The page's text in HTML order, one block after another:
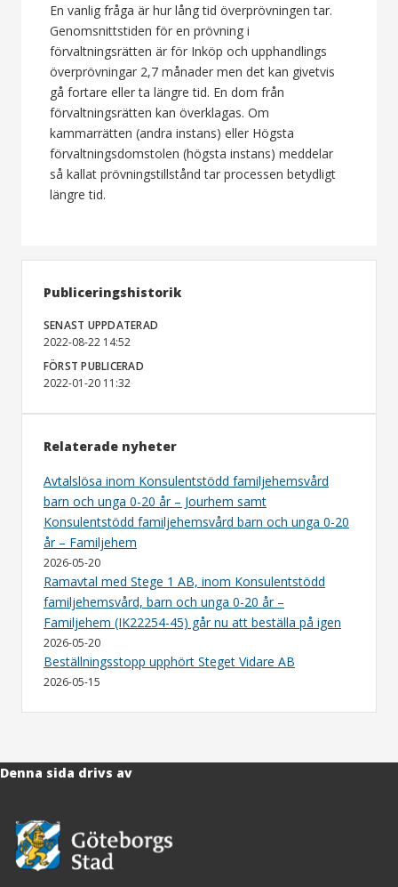
En vanlig fråga är hur lång tid överprövningen tar.
Genomsnittstiden för en prövning i
förvaltningsrätten är för Inköp och upphandlings
överprövningar 2,7 månader men det kan givetvis
gå fortare eller ta längre tid. En dom från
förvaltningsrätten kan överklagas. Om
kammarrätten (andra instans) eller Högsta
förvaltningsdomstolen (högsta instans) meddelar
så kallat prövningstillstånd tar processen betydligt
längre tid.
Publiceringshistorik
SENAST UPPDATERAD
2022-08-22 14:52
FÖRST PUBLICERAD
2022-01-20 11:32
Relaterade nyheter
Avtalslösa inom Konsulentstödd familjehemsvård
barn och unga 0-20 år – Jourhem samt
Konsulentstödd familjehemsvård barn och unga 0-20
år – Familjehem
2026-05-20
Ramavtal med Stege 1 AB, inom Konsulentstödd
familjehemsvård, barn och unga 0-20 år –
Familjehem (IK22254-45) går nu att beställa på igen
2026-05-20
Beställningsstopp upphört Steget Vidare AB
2026-05-15
Denna sida drivs av